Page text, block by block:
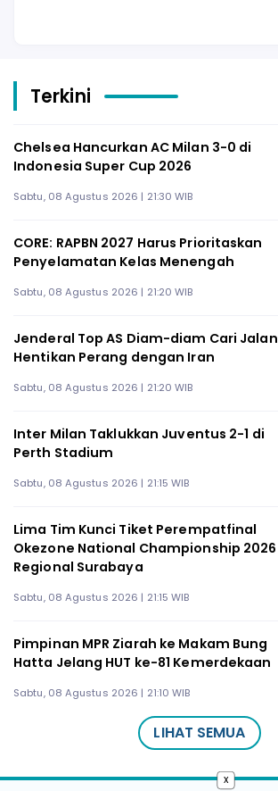
Terkini
Chelsea Hancurkan AC Milan 3-0 di
Indonesia Super Cup 2026
Sabtu, 08 Agustus 2026 | 21:30 WIB
CORE: RAPBN 2027 Harus Prioritaskan
Penyelamatan Kelas Menengah
Sabtu, 08 Agustus 2026 | 21:20 WIB
Jenderal Top AS Diam-diam Cari Jalan
Hentikan Perang dengan Iran
Sabtu, 08 Agustus 2026 | 21:20 WIB
Inter Milan Taklukkan Juventus 2-1 di
Perth Stadium
Sabtu, 08 Agustus 2026 | 21:15 WIB
Lima Tim Kunci Tiket Perempatfinal
Okezone National Championship 2026
Regional Surabaya
Sabtu, 08 Agustus 2026 | 21:15 WIB
Pimpinan MPR Ziarah ke Makam Bung
Hatta Jelang HUT ke-81 Kemerdekaan
Sabtu, 08 Agustus 2026 | 21:10 WIB
LIHAT SEMUA
x